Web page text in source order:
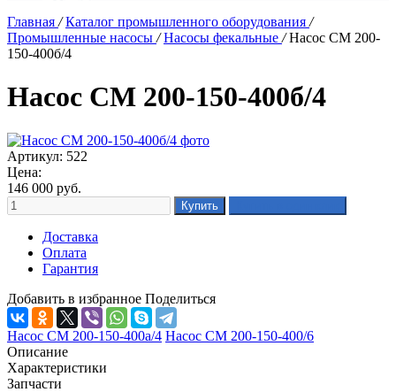
Главная / Каталог промышленного оборудования /
Промышленные насосы / Насосы фекальные / Насос СМ 200-
150-400б/4
Насос СМ 200-150-400б/4
Артикул: 522
Цена:
146 000 руб.
Доставка
Оплата
Гарантия
Добавить в избранное Поделиться
Насос СМ 200-150-400а/4 Насос СМ 200-150-400/6
Описание
Характеристики
Запчасти